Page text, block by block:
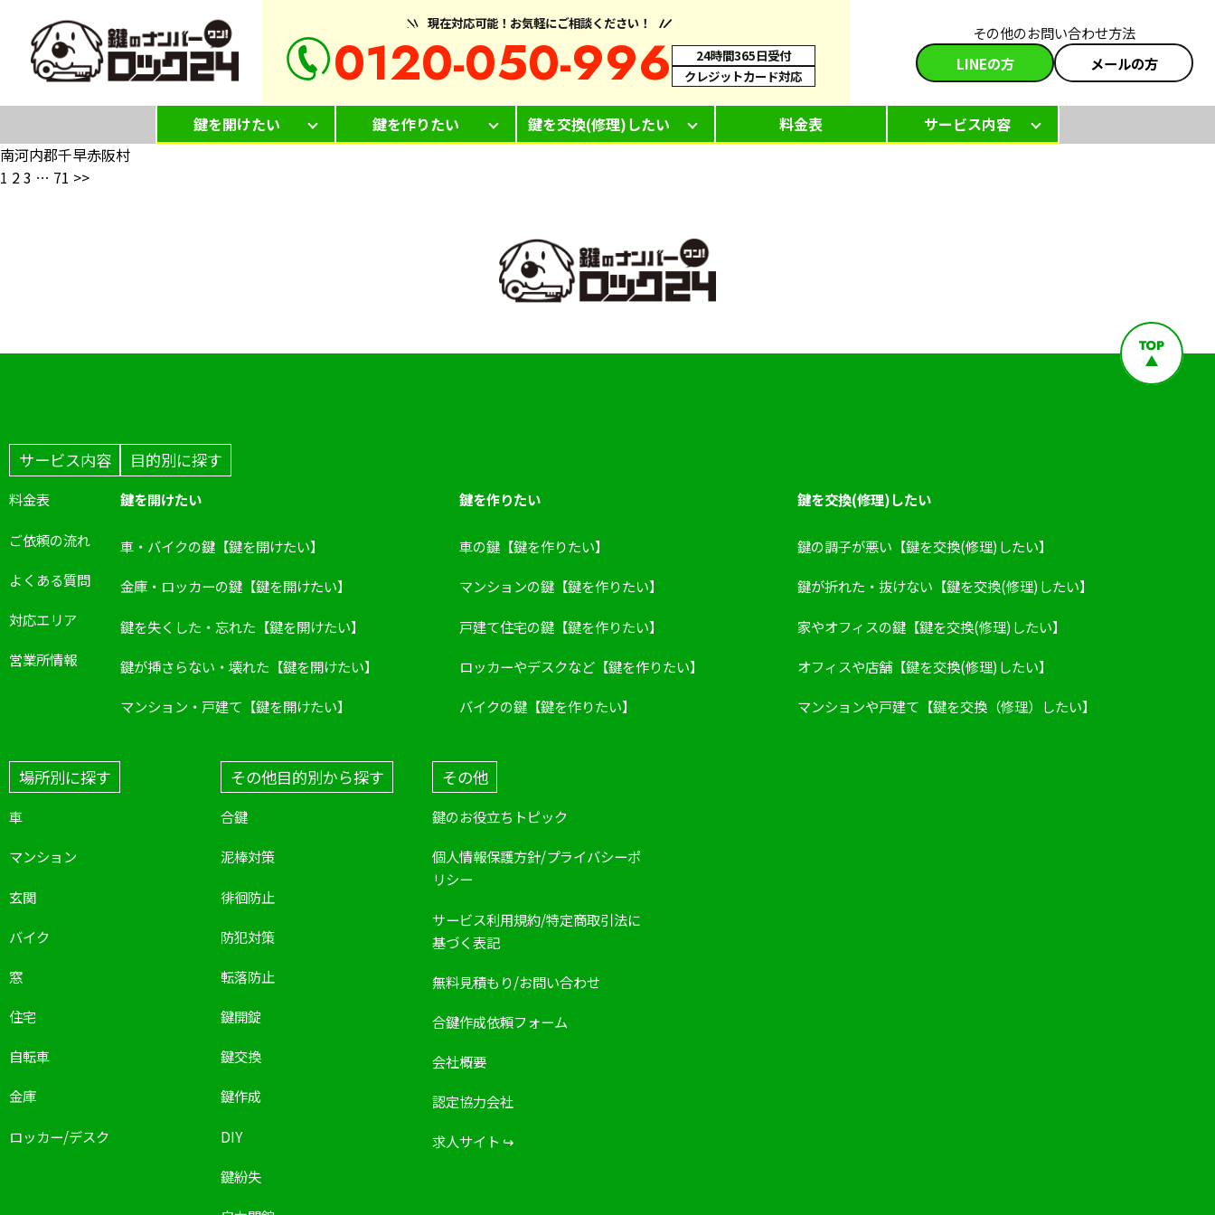
現在対応可能！お気軽にご相談ください！
0120-050-996
24時間365日受付
クレジットカード対応
その他のお問い合わせ方法
LINEの方
メールの方
鍵を開けたい 鍵を作りたい 鍵を交換(修理)したい 料金表
サービス内容
南河内郡千早赤阪村
1 23 … 71 >>
サービス内容
料金表
ご依頼の流れ
よくある質問
対応エリア
営業所情報
目的別に探す
鍵を開けたい
車・バイクの鍵【鍵を開けたい】
金庫・ロッカーの鍵【鍵を開けたい】
鍵を失くした・忘れた【鍵を開けたい】
鍵が挿さらない・壊れた【鍵を開けたい】
マンション・戸建て【鍵を開けたい】
鍵を作りたい
車の鍵【鍵を作りたい】
マンションの鍵【鍵を作りたい】
戸建て住宅の鍵【鍵を作りたい】
ロッカーやデスクなど【鍵を作りたい】
バイクの鍵【鍵を作りたい】
鍵を交換(修理)したい
鍵の調子が悪い【鍵を交換(修理)したい】
鍵が折れた・抜けない【鍵を交換(修理)したい】
家やオフィスの鍵【鍵を交換(修理)したい】
オフィスや店舗【鍵を交換(修理)したい】
マンションや戸建て【鍵を交換（修理）したい】
場所別に探す
車
マンション
玄関
バイク
窓
住宅
自転車
金庫
ロッカー/デスク
その他目的別から探す
合鍵
泥棒対策
徘徊防止
防犯対策
転落防止
鍵開錠
鍵交換
鍵作成
DIY
鍵紛失
その他
鍵のお役立ちトピック
個人情報保護方針/プライバシーポ
リシー
サービス利用規約/特定商取引法に
基づく表記
無料見積もり/お問い合わせ
合鍵作成依頼フォーム
会社概要
認定協力会社
求人サイト ↪